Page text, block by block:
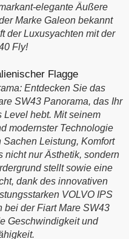
elegante Äußere
Marke Galeon bekannt
der Luxusyachten mit der
Fly!
Entdecken Sie das
SW43 Panorama, das Ihr
hebt. Mit seinem
modernster Technologie
Leistung, Komfort
nicht nur Ästhetik, sondern
stellt sowie eine
dank des innovativen
VOLVO IPS
bei der Fiart Mare SW43
Geschwindigkeit und